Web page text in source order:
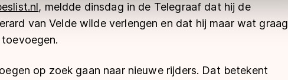
, meldde dinsdag in de Telegraaf dat hij de
van Velde wilde verlengen en dat hij maar wat graag
op zoek gaan naar nieuwe rijders. Dat betekent